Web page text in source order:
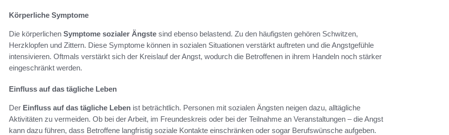
Körperliche Symptome
Die körperlichen Symptome sozialer Ängste sind ebenso belastend. Zu den häufigsten gehören Schwitzen,
Herzklopfen und Zittern. Diese Symptome können in sozialen Situationen verstärkt auftreten und die Angstgefühle
intensivieren. Oftmals verstärkt sich der Kreislauf der Angst, wodurch die Betroffenen in ihrem Handeln noch stärker
eingeschränkt werden.
Einfluss auf das tägliche Leben
Der Einfluss auf das tägliche Leben ist beträchtlich. Personen mit sozialen Ängsten neigen dazu, alltägliche
Aktivitäten zu vermeiden. Ob bei der Arbeit, im Freundeskreis oder bei der Teilnahme an Veranstaltungen – die Angst
kann dazu führen, dass Betroffene langfristig soziale Kontakte einschränken oder sogar Berufswünsche aufgeben.